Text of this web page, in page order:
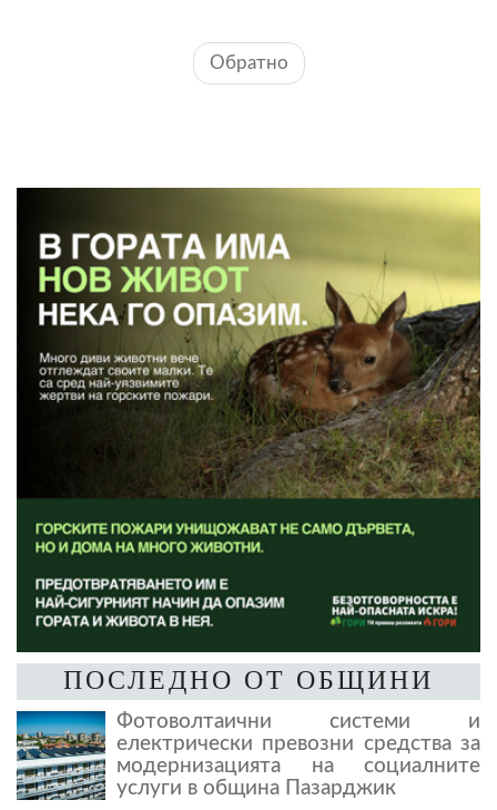
Обратно
ПОСЛЕДНО ОТ ОБЩИНИ
Фотоволтаични системи и
електрически превозни средства за
модернизацията на социалните
услуги в община Пазарджик